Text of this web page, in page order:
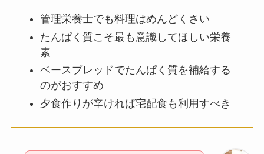
管理栄養士でも料理はめんどくさい
たんぱく質こそ最も意識してほしい栄養
素
ベースブレッドでたんぱく質を補給する
のがおすすめ
夕食作りが辛ければ宅配食も利用すべき